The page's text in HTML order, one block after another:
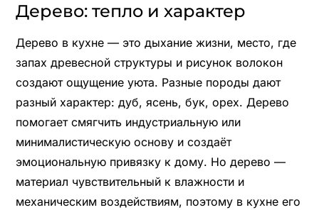
Дерево: тепло и характер
Дерево в кухне — это дыхание жизни, место, где
запах древесной структуры и рисунок волокон
создают ощущение уюта. Разные породы дают
разный характер: дуб, ясень, бук, орех. Дерево
помогает смягчить индустриальную или
минималистическую основу и создаёт
эмоциональную привязку к дому. Но дерево —
материал чувствительный к влажности и
механическим воздействиям, поэтому в кухне его